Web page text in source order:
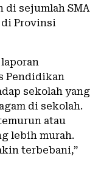
di sejumlah SMA
di Provinsi
Pendidikan
sekolah yang
di sekolah.
atau
lebih murah.
terbebani,”